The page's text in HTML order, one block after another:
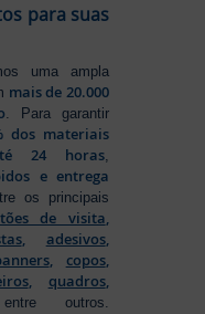
para suas
uma ampla
mais de 20.000
. Para garantir
dos materiais
24 horas,
e entrega
os principais
de visita,
, adesivos,
, copos,
, quadros,
outros.